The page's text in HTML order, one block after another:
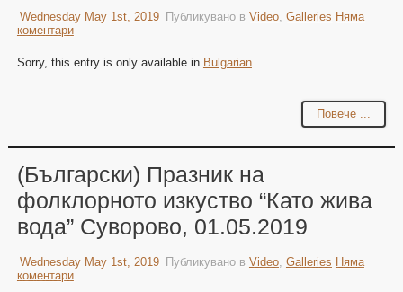
Wednesday May 1st, 2019 Публикувано в Video, Galleries Няма
коментари
Sorry, this entry is only available in Bulgarian.
Повече ...
(Български) Празник на
фолклорното изкуство “Като жива
вода” Суворово, 01.05.2019
Wednesday May 1st, 2019 Публикувано в Video, Galleries Няма
коментари